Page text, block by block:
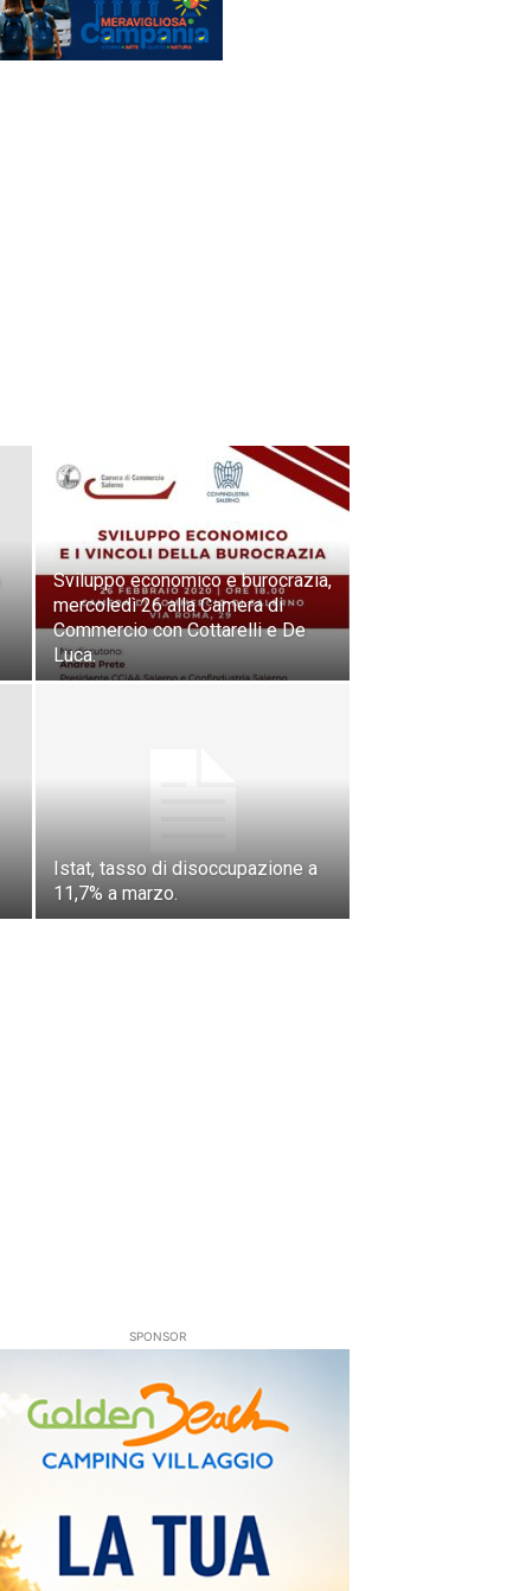
Sviluppo economico e burocrazia,
mercoledì 26 alla Camera di
Commercio con Cottarelli e De
Luca.
Istat, tasso di disoccupazione a
11,7% a marzo.
SPONSOR